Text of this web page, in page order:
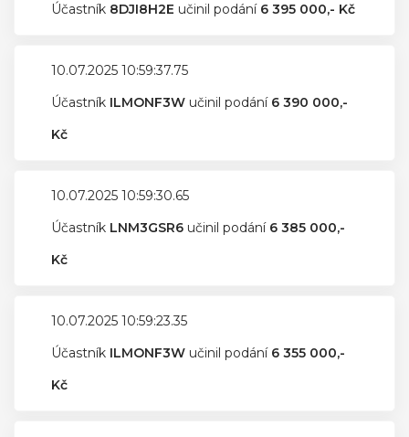
Účastník 8DJI8H2E učinil podání 6 395 000,- Kč
10.07.2025 10:59:37.75
Účastník ILMONF3W učinil podání 6 390 000,-
Kč
10.07.2025 10:59:30.65
Účastník LNM3GSR6 učinil podání 6 385 000,-
Kč
10.07.2025 10:59:23.35
Účastník ILMONF3W učinil podání 6 355 000,-
Kč